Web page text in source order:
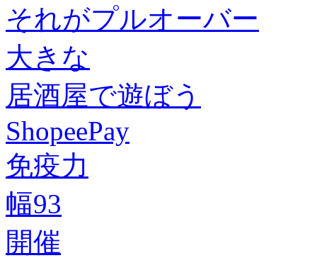
それがプルオーバー
大きな
居酒屋で遊ぼう
ShopeePay
免疫力
幅93
開催